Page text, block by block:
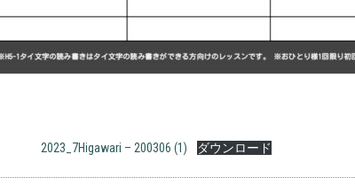
2023_7Higawari – 200306 (1) ダウンロード